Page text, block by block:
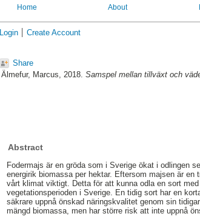
Home About
Login Create Account
Share
Älmefur, Marcus, 2018. Samspel mellan tillväxt och
Abstract
Fodermajs är en gröda som i Sverige ökat i odlingen
energirik biomassa per hektar. Eftersom majsen är
vårt klimat viktigt. Detta för att kunna odla en sort
vegetationsperioden i Sverige. En tidig sort har en
säkrare uppnå önskad näringskvalitet genom sin
mängd biomassa, men har större risk att inte uppnå